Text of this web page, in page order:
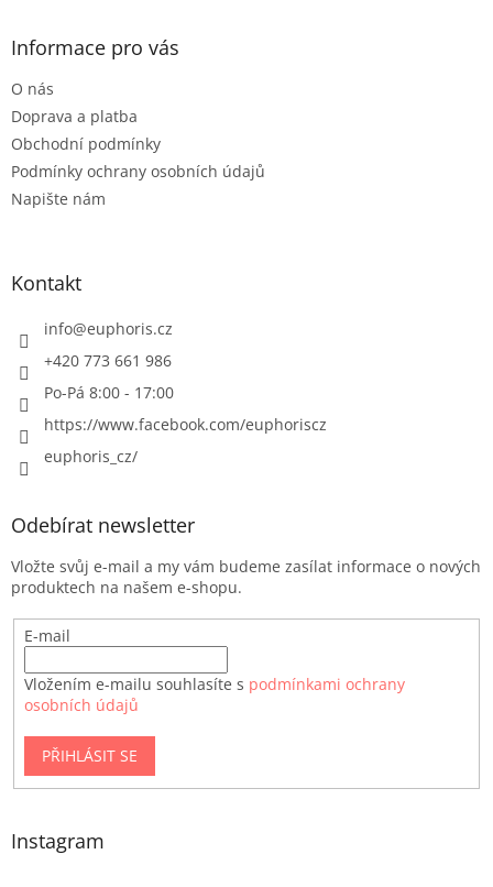
Informace pro vás
O nás
Doprava a platba
Obchodní podmínky
Podmínky ochrany osobních údajů
Napište nám
Kontakt
info@euphoris.cz
+420 773 661 986
Po-Pá 8:00 - 17:00
https://www.facebook.com/euphoriscz
euphoris_cz/
Odebírat newsletter
Vložte svůj e-mail a my vám budeme zasílat informace o nových
produktech na našem e-shopu.
E-mail
Vložením e-mailu souhlasíte s podmínkami ochrany
osobních údajů
PŘIHLÁSIT SE
Instagram